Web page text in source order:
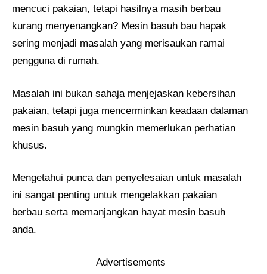
mencuci pakaian, tetapi hasilnya masih berbau
kurang menyenangkan? Mesin basuh bau hapak
sering menjadi masalah yang merisaukan ramai
pengguna di rumah.
Masalah ini bukan sahaja menjejaskan kebersihan
pakaian, tetapi juga mencerminkan keadaan dalaman
mesin basuh yang mungkin memerlukan perhatian
khusus.
Mengetahui punca dan penyelesaian untuk masalah
ini sangat penting untuk mengelakkan pakaian
berbau serta memanjangkan hayat mesin basuh
anda.
Advertisements